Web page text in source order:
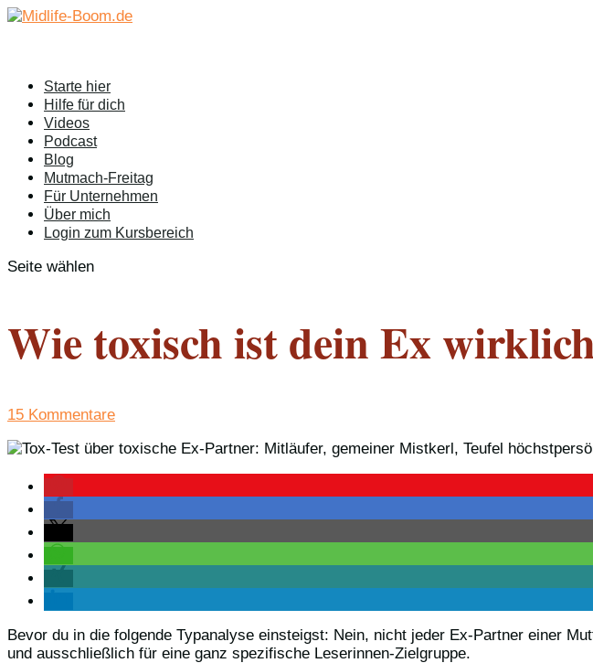
Starte hier
Hilfe für dich
Videos
Podcast
Blog
Mutmach-Freitag
Für Unternehmen
Über mich
Login zum Kursbereich
Seite wählen
Wie toxisch ist dein Ex
15 Kommentare
Bevor du in die folgende Typanalyse einsteigst: Nein, nicht jeder Ex-Partner einer
und ausschließlich für eine ganz spezifische Leserinnen-Zielgruppe.